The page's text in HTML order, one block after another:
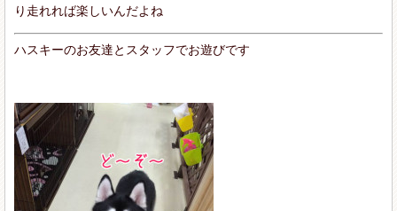
り走れれば楽しいんだよね
ハスキーのお友達とスタッフでお遊びです